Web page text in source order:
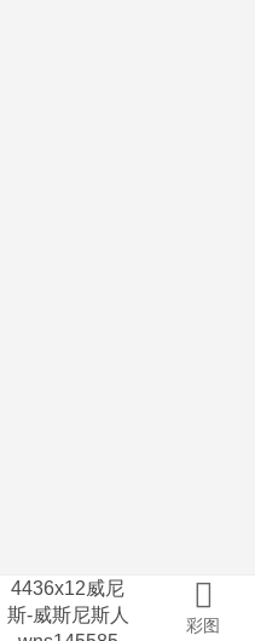
4436x12威尼
斯-威斯尼斯人
彩图